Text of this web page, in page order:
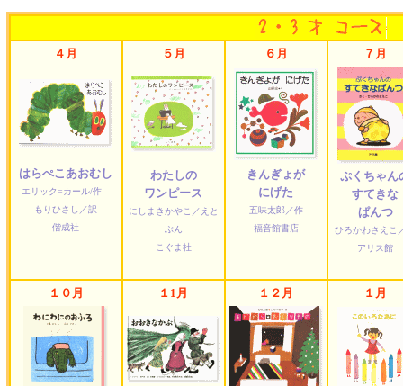
４月
はらぺこあおむし
エリック=カール/作
もりひさし／訳
偕成社
５月
わたしの
ワンピース
にしまきかやこ／えと
ぶん
こぐま社
６月
きんぎょが
にげた
五味太郎／作
福音館書店
７月
ぷくちゃん
すてきな
ぱんつ
ひろかわさえこ
アリス館
１０月 １1月 １２月 １月